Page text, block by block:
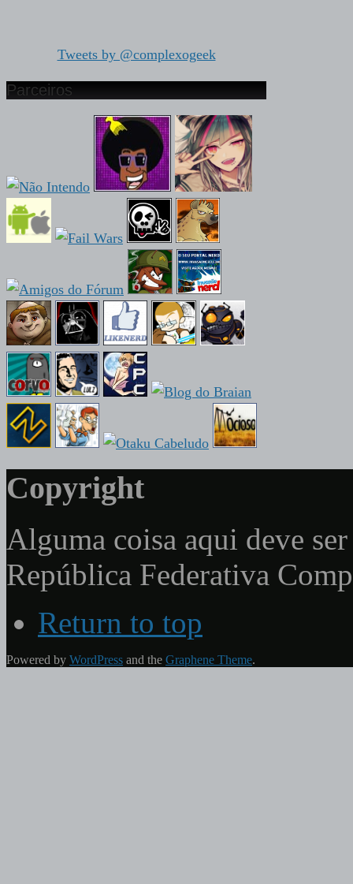
Tweets by @complexogeek
Parceiros
Copyright
Alguma coisa aqui deve
República Federativa
Return to top
Powered by WordPress and the Graphene Theme.